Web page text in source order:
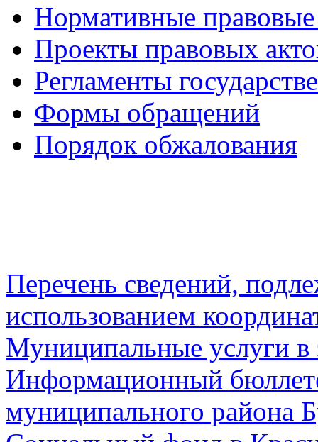
Нормативные
Проекты правовых
Регламенты
Формы обращений
Порядок обжалования
Перечень сведений,
использованием
Муниципальные услуги в
Информационный
муниципального района